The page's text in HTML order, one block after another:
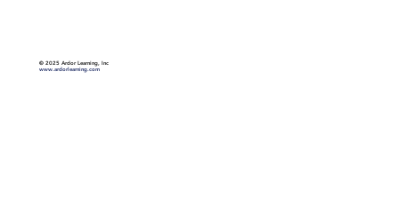
© 2025 Ardor Learning, Inc
www.ardorlearning.com